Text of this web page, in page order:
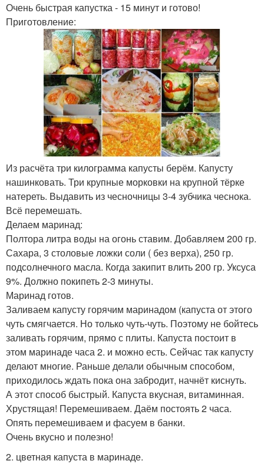
Очень быстрая капустка - 15 минут и готово!
Приготовление:
Из расчёта три килограмма капусты берём. Капусту
нашинковать. Три крупные морковки на крупной тёрке
натереть. Выдавить из чесночницы 3-4 зубчика чеснока.
Всё перемешать.
Делаем маринад:
Полтора литра воды на огонь ставим. Добавляем 200 гр.
Сахара, 3 столовые ложки соли ( без верха), 250 гр.
подсолнечного масла. Когда закипит влить 200 гр. Уксуса
9%. Должно покипеть 2-3 минуты.
Маринад готов.
Заливаем капусту горячим маринадом (капуста от этого
чуть смягчается. Но только чуть-чуть. Поэтому не бойтесь
заливать горячим, прямо с плиты. Капуста постоит в
этом маринаде часа 2. и можно есть. Сейчас так капусту
делают многие. Раньше делали обычным способом,
приходилось ждать пока она забродит, начнёт киснуть.
А этот способ быстрый. Капуста вкусная, витаминная.
Хрустящая! Перемешиваем. Даём постоять 2 часа.
Опять перемешиваем и фасуем в банки.
Очень вкусно и полезно!
2. цветная капуста в маринаде.